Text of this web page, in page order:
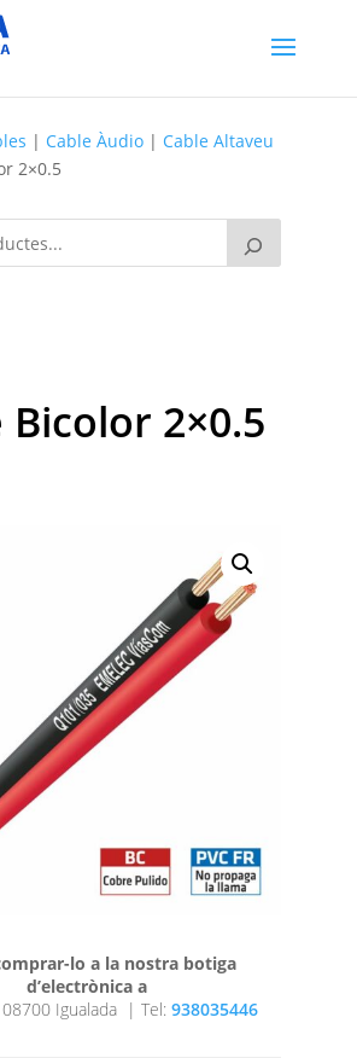
| Cable Àudio| Cable Altaveu
2×0.5
Bicolor 2×0.5
lo a la nostra botiga
d’electrònica a
Igualada | Tel: 938035446